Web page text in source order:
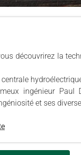
découvrirez la
ingénieur Paul
et ses